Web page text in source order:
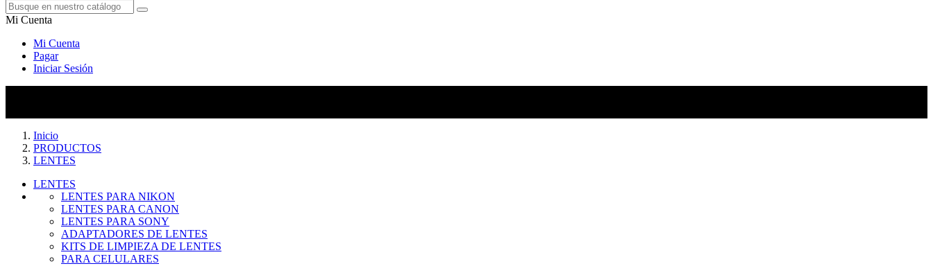
Mi Cuenta
Mi Cuenta
Pagar
Iniciar Sesión
Inicio
PRODUCTOS
LENTES
LENTES
LENTES PARA NIKON
LENTES PARA CANON
LENTES PARA SONY
ADAPTADORES DE LENTES
KITS DE LIMPIEZA DE LENTES
PARA CELULARES